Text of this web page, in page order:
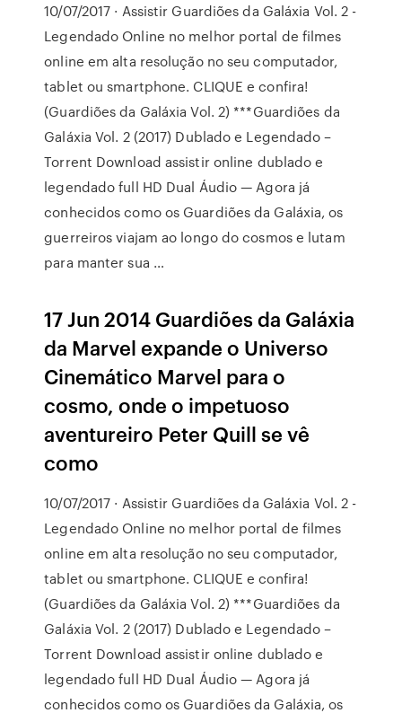
10/07/2017 · Assistir Guardiões da Galáxia Vol. 2 -
Legendado Online no melhor portal de filmes
online em alta resolução no seu computador,
tablet ou smartphone. CLIQUE e confira!
(Guardiões da Galáxia Vol. 2) ***Guardiões da
Galáxia Vol. 2 (2017) Dublado e Legendado –
Torrent Download assistir online dublado e
legendado full HD Dual Áudio — Agora já
conhecidos como os Guardiões da Galáxia, os
guerreiros viajam ao longo do cosmos e lutam
para manter sua …
17 Jun 2014 Guardiões da Galáxia
da Marvel expande o Universo
Cinemático Marvel para o
cosmo, onde o impetuoso
aventureiro Peter Quill se vê
como
10/07/2017 · Assistir Guardiões da Galáxia Vol. 2 -
Legendado Online no melhor portal de filmes
online em alta resolução no seu computador,
tablet ou smartphone. CLIQUE e confira!
(Guardiões da Galáxia Vol. 2) ***Guardiões da
Galáxia Vol. 2 (2017) Dublado e Legendado –
Torrent Download assistir online dublado e
legendado full HD Dual Áudio — Agora já
conhecidos como os Guardiões da Galáxia, os